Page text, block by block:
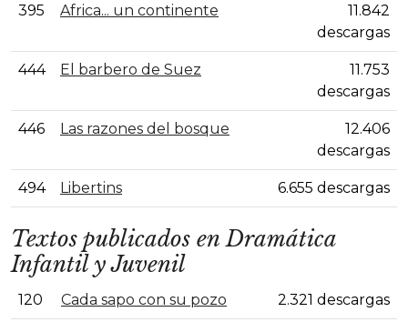
395 Africa... un continente
11.842
descargas
444 El barbero de Suez
11.753
descargas
446 Las razones del bosque
12.406
descargas
494 Libertins 6.655 descargas
Textos publicados en Dramática
Infantil y Juvenil
120 Cada sapo con su pozo 2.321 descargas